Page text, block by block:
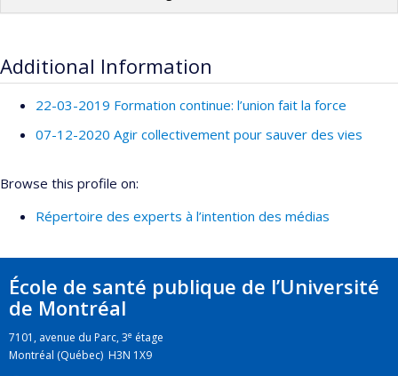
Additional Information
22-03-2019 Formation continue: l’union fait la force
07-12-2020 Agir collectivement pour sauver des vies
Browse this profile on:
Répertoire des experts à l’intention des médias
École de santé publique de l’Université
de Montréal
7101, avenue du Parc, 3e étage
Montréal (Québec) H3N 1X9